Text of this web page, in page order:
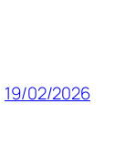
19/02/2026